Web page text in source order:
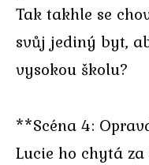
Tak takhle se
svůj jediný byt,
vysokou školu?
**Scéna 4:
Lucie ho chytá